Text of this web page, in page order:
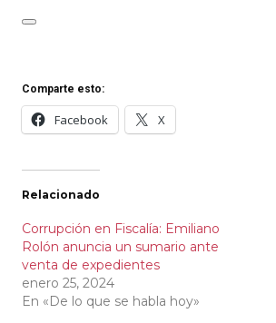
Comparte esto:
Facebook X
Relacionado
Corrupción en Fiscalía: Emiliano
Rolón anuncia un sumario ante
venta de expedientes
enero 25, 2024
En «De lo que se habla hoy»